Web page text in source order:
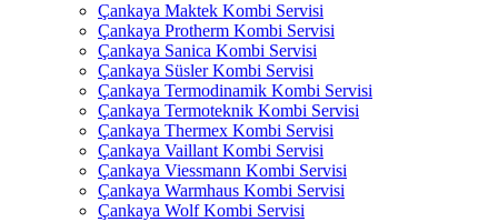
Çankaya Maktek Kombi Servisi
Çankaya Protherm Kombi Servisi
Çankaya Sanica Kombi Servisi
Çankaya Süsler Kombi Servisi
Çankaya Termodinamik Kombi Servisi
Çankaya Termoteknik Kombi Servisi
Çankaya Thermex Kombi Servisi
Çankaya Vaillant Kombi Servisi
Çankaya Viessmann Kombi Servisi
Çankaya Warmhaus Kombi Servisi
Çankaya Wolf Kombi Servisi